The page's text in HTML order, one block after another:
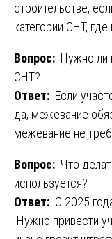
строительстве,
категории СНТ, где
Вопрос: Нужно ли
СНТ?
Ответ: Если
да, межевание
межевание не
Вопрос: Что
используется?
Ответ: С 2025
Нужно привести